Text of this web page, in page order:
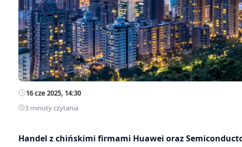
16 cze 2025, 14:30
3 minuty czytania
Handel z chińskimi firmami Huawei oraz